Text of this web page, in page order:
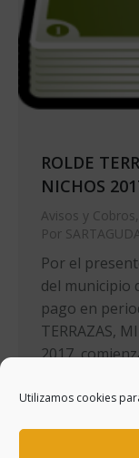
Utilizamos cookies
ROLDE
NICHOS
Avisos y Cobros,
Por
Por el
del municipio
pago en
TERRAZAS,
2017,